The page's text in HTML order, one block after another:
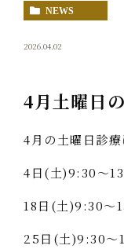
NEWS
2026.04.02
4月土曜日
4月の土曜日診療
4日(土)9:30〜
18日(土)9:30〜
25日(土)9:30〜